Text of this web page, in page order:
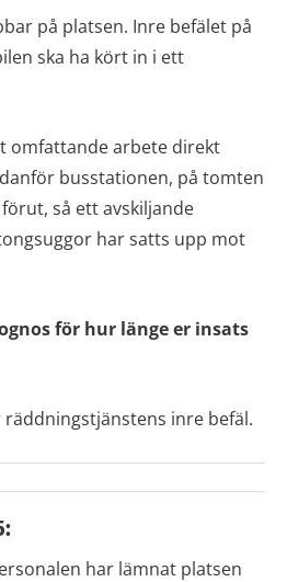
på platsen. Inre befälet på
ska ha kört in i ett
omfattande arbete direkt
busstationen, på tomten
så ett avskiljande
har satts upp mot
för hur länge er insats
räddningstjänstens inre befäl.
har lämnat platsen